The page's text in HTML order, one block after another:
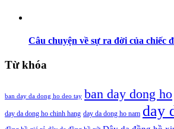
Câu chuyện về sự ra đời của chiếc
Từ khóa
ban day da dong ho deo tay ban day dong ho
day da dong ho chinh hang day da dong ho nam day